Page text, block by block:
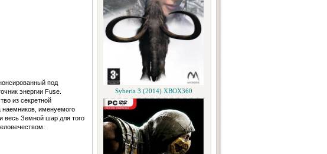
Syberia 3 (2014) XBOX360
под
энергии Fuse.
из секретной
нaемников, именуемого
весь Земной шaр для того